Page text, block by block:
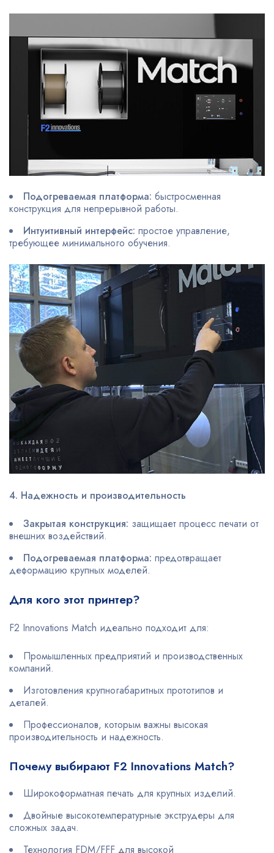
Подогреваемая платформа: быстросменная
конструкция для непрерывной работы.
Интуитивный интерфейс: простое управление,
требующее минимального обучения.
4. Надежность и производительность
Закрытая конструкция: защищает процесс печати от
внешних воздействий.
Подогреваемая платформа: предотвращает
деформацию крупных моделей.
Для кого этот принтер?
F2 Innovations Match идеально подходит для:
Промышленных предприятий и производственных
компаний.
Изготовления крупногабаритных прототипов и
деталей.
Профессионалов, которым важны высокая
производительность и надежность.
Почему выбирают F2 Innovations Match?
Широкоформатная печать для крупных изделий.
Двойные высокотемпературные экструдеры для
сложных задач.
Технология FDM/FFF для высокой